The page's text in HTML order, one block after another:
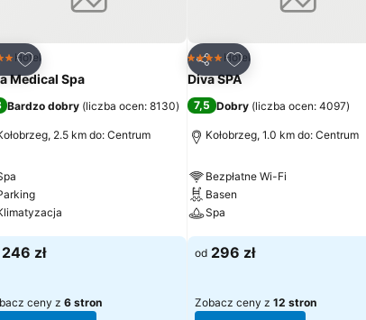
Dodaj do ulubionych
Hotel
Medical Spa
Bardzo dobry (liczba ocen: 8130)
2.5 km do: Centrum
ceny
246 zł
ceny z 6 stron
Udostępnij
Dodaj do ulubionych
4 Kategoria
Hotel
Diva SPA
7,5 Dobry (liczba ocen: 4097)
Kołobrzeg, 1.0 km do: Centrum
Bezpłatne Wi-Fi
Basen
Spa
Wyświetl ceny
od 296 zł
Zobacz ceny z 12 stron